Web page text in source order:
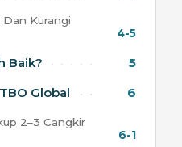
Kurangi
4-5
Baik?
5
Global
6
2–3 Cangkir
6-1